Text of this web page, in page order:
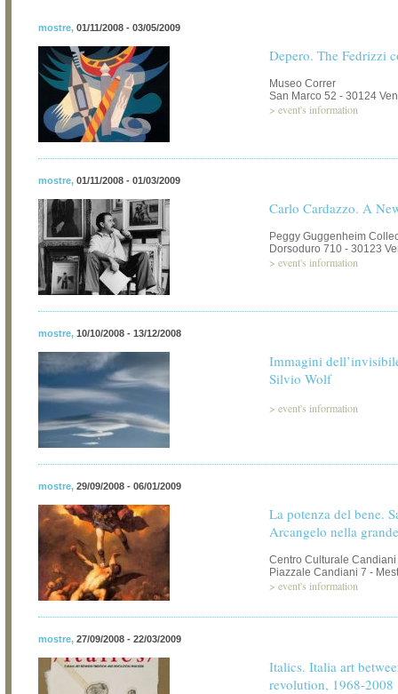
mostre, 01/11/2008 - 03/05/2009
Depero. The Fedrizzi
Museo Correr
San Marco 52 - 30124
> event's information
mostre, 01/11/2008 - 01/03/2009
Carlo Cardazzo. A
Peggy Guggenheim
Dorsoduro 710 - 30123
> event's information
mostre, 10/10/2008 - 13/12/2008
Immagini
Silvio Wolf
> event's information
mostre, 29/09/2008 - 06/01/2009
La potenza del bene.
Arcangelo nella
Centro Culturale Candiani
Piazzale Candiani 7 -
> event's information
mostre, 27/09/2008 - 22/03/2009
Italics. Italia art
revolution, 1968-2008